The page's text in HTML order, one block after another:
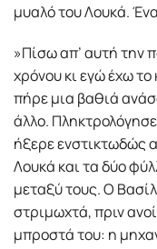
μυαλό του Λουκά.
»Πίσω απ’ αυτή την
χρόνου κι εγώ έχω το
πήρε μια βαθιά
άλλο.
ήξερε ενστικτωδώς
Λουκά και τα δύο
μεταξύ τους. Ο
στριμωχτά, πριν
μπροστά του: η